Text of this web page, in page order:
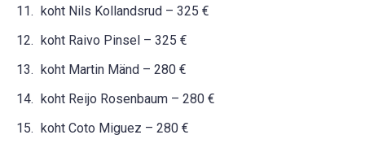
koht Nils Kollandsrud – 325 €
koht Raivo Pinsel – 325 €
koht Martin Mänd – 280 €
koht Reijo Rosenbaum – 280 €
koht Coto Miguez – 280 €